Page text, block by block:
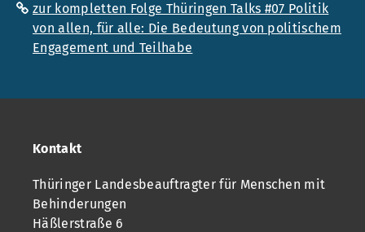
zur kompletten Folge Thüringen Talks #07 Politik
von allen, für alle: Die Bedeutung von politischem
Engagement und Teilhabe
Kontakt
Thüringer Landesbeauftragter für Menschen mit
Behinderungen
Häßlerstraße 6